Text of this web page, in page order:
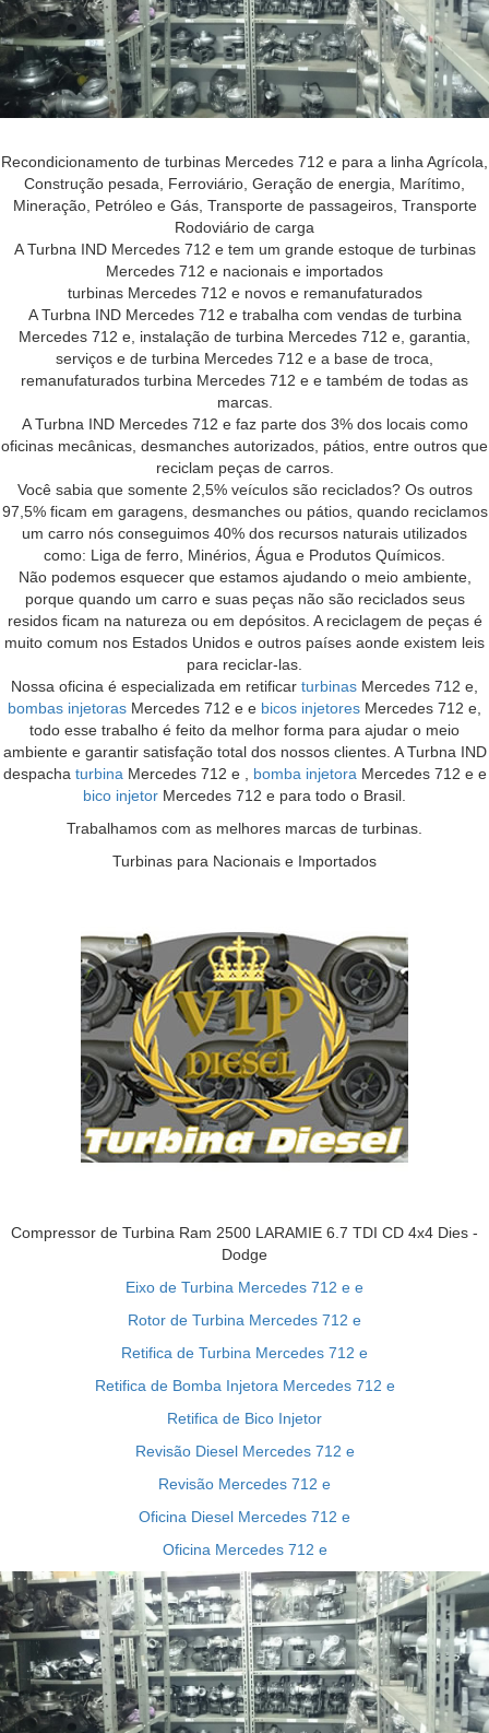
Recondicionamento de turbinas Mercedes 712 e para a linha Agrícola,
Construção pesada, Ferroviário, Geração de energia, Marítimo,
Mineração, Petróleo e Gás, Transporte de passageiros, Transporte
Rodoviário de carga
A Turbna IND Mercedes 712 e tem um grande estoque de turbinas
Mercedes 712 e nacionais e importados
turbinas Mercedes 712 e novos e remanufaturados
A Turbna IND Mercedes 712 e trabalha com vendas de turbina
Mercedes 712 e, instalação de turbina Mercedes 712 e, garantia,
serviços e de turbina Mercedes 712 e a base de troca,
remanufaturados turbina Mercedes 712 e e também de todas as
marcas.
A Turbna IND Mercedes 712 e faz parte dos 3% dos locais como
oficinas mecânicas, desmanches autorizados, pátios, entre outros que
reciclam peças de carros.
Você sabia que somente 2,5% veículos são reciclados? Os outros
97,5% ficam em garagens, desmanches ou pátios, quando reciclamos
um carro nós conseguimos 40% dos recursos naturais utilizados
como: Liga de ferro, Minérios, Água e Produtos Químicos.
Não podemos esquecer que estamos ajudando o meio ambiente,
porque quando um carro e suas peças não são reciclados seus
residos ficam na natureza ou em depósitos. A reciclagem de peças é
muito comum nos Estados Unidos e outros países aonde existem leis
para reciclar-las.
Nossa oficina é especializada em retificar turbinas Mercedes 712 e,
bombas injetoras Mercedes 712 e e bicos injetores Mercedes 712 e,
todo esse trabalho é feito da melhor forma para ajudar o meio
ambiente e garantir satisfação total dos nossos clientes. A Turbna IND
despacha turbina Mercedes 712 e , bomba injetora Mercedes 712 e e
bico injetor Mercedes 712 e para todo o Brasil.
Trabalhamos com as melhores marcas de turbinas.
Turbinas para Nacionais e Importados
Compressor de Turbina Ram 2500 LARAMIE 6.7 TDI CD 4x4 Dies -
Dodge
Eixo de Turbina Mercedes 712 e e
Rotor de Turbina Mercedes 712 e
Retifica de Turbina Mercedes 712 e
Retifica de Bomba Injetora Mercedes 712 e
Retifica de Bico Injetor
Revisão Diesel Mercedes 712 e
Revisão Mercedes 712 e
Oficina Diesel Mercedes 712 e
Oficina Mercedes 712 e